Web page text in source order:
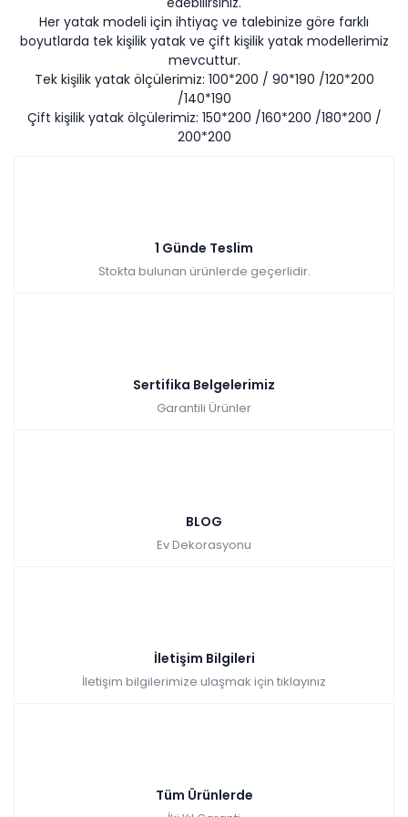
Her yatak modeli için ihtiyaç ve talebinize göre farklı
boyutlarda tek kişilik yatak ve çift kişilik yatak modellerimiz
mevcuttur.
Tek kişilik yatak ölçülerimiz: 100*200 / 90*190 /120*200
/140*190
Çift kişilik yatak ölçülerimiz: 150*200 /160*200 /180*200 /
200*200
1 Günde Teslim
Stokta bulunan ürünlerde geçerlidir.
Sertifika Belgelerimiz
Garantili Ürünler
BLOG
Ev Dekorasyonu
İletişim Bilgileri
İletişim bilgilerimize ulaşmak için tıklayınız
Tüm Ürünlerde